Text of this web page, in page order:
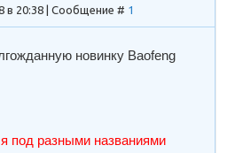
в 20:38 | Сообщение # 1
новинку Baofeng
под разными названиями